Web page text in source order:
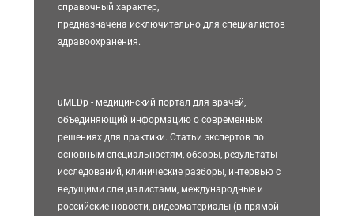
справочный характер,
предназначена исключительно для специалистов
здравоохранения.
uMEDp - медицинский портал для врачей,
объединяющий информацию о современных
решениях для практики. Статьи экспертов по
основным специальностям, обзоры, результаты
исследований, клинические разборы, интервью с
ведущими специалистами, международные и
российские новости, видеоматериалы (в прямой